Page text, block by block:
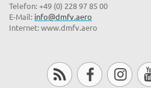
Telefon: +49 (0) 228 97 85 00
E-Mail: info@dmfv.aero
Internet: www.dmfv.aero